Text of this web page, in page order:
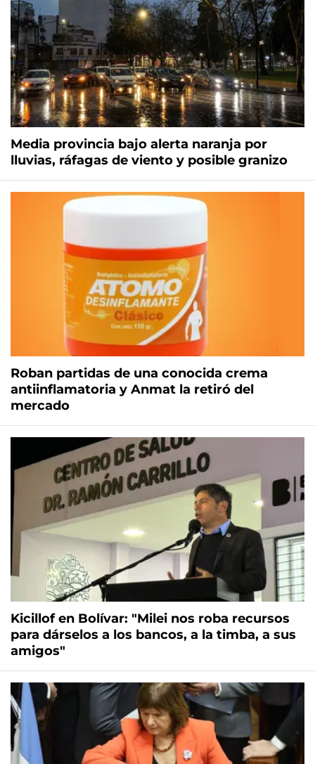
Media provincia bajo alerta naranja por
lluvias, ráfagas de viento y posible granizo
Roban partidas de una conocida crema
antiinflamatoria y Anmat la retiró del
mercado
Kicillof en Bolívar: "Milei nos roba recursos
para dárselos a los bancos, a la timba, a sus
amigos"